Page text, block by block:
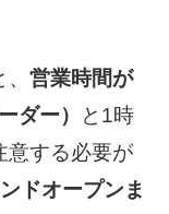
営業時間が
ダー）
と1時
意する必要が
ドオープンま